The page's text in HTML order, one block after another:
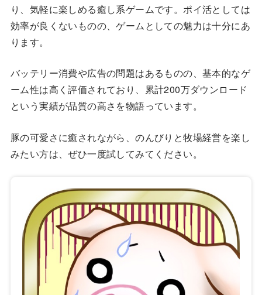
り、気軽に楽しめる癒し系ゲームです。ポイ活としては
効率が良くないものの、ゲームとしての魅力は十分にあ
ります。
バッテリー消費や広告の問題はあるものの、基本的なゲ
ーム性は高く評価されており、累計200万ダウンロード
という実績が品質の高さを物語っています。
豚の可愛さに癒されながら、のんびりと牧場経営を楽し
みたい方は、ぜひ一度試してみてください。